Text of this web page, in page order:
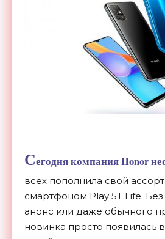
Сегодня компания Honor
всех пополнила свой
смартфоном Play 5T Life.
анонс или даже обычного
новинка просто появилась в